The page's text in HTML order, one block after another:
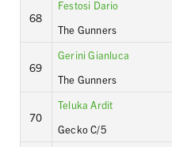
68
Festosi Dario
The Gunners
69
Gerini Gianluca
The Gunners
70
Teluka Ardit
Gecko C/5